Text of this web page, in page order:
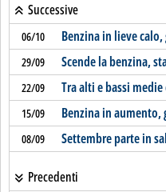
Successive
06/10 Benzina in lieve
29/09 Scende la benzina,
22/09 Tra alti e bassi
15/09 Benzina in
08/09 Settembre parte in
Precedenti